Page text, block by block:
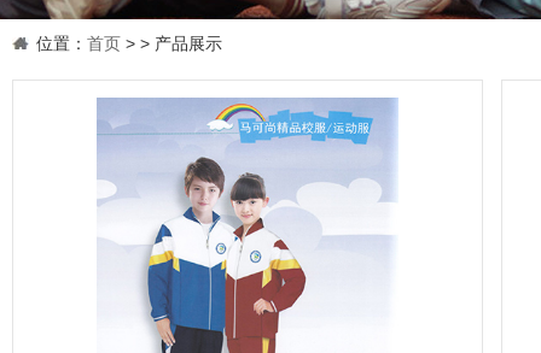
位置： 首页 > > 产品展示